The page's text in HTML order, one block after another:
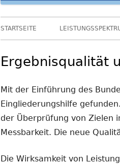
Primäres
STARTSEITE
Ergebnisqualität
Mit der Einführung des
Eingliederungshilfe
der Überprüfung von Zielen
Messbarkeit. Die neue
Die Wirksamkeit von